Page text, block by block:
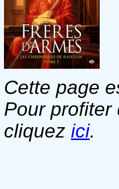
Cette page
Pour profiter
cliquez ici.